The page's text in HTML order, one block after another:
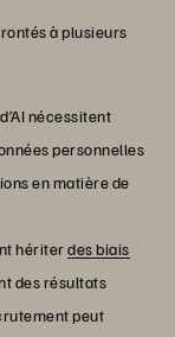
à plusieurs
nécessitent
personnelles
en matière de
hériterdes biais
des résultats
peut